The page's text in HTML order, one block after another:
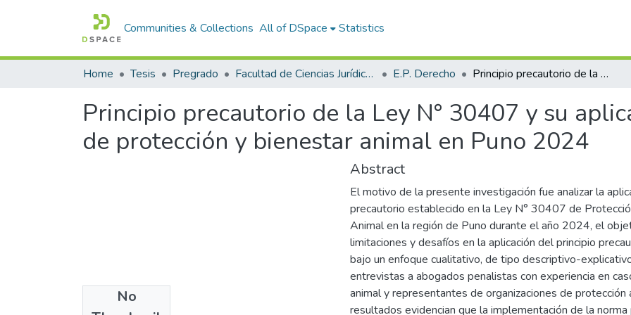
Communities & Collections All of DSpace Statistics
Home Tesis Pregrado Facultad de Ciencias Jurídicas y Políticas E.P. Derecho Principio precautorio de la Ley N° 30407 y su aplicación en las medidas de protección y bienestar animal en Puno 2024
Principio precautorio de la Ley N° 30407 y su
de protección y bienestar animal en Puno 2024
No
Abstract
El motivo de la presente investigación fue analizar la
precautorio establecido en la Ley N° 30407 de
Animal en la región de Puno durante el año 2024, el
limitaciones y desafíos en la aplicación del principio
bajo un enfoque cualitativo, de tipo descriptivo-
entrevistas a abogados penalistas con experiencia en
animal y representantes de organizaciones de protección
resultados evidencian que la implementación de la